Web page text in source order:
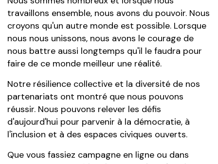
travaillons ensemble, nous avons du pouvoir. Nous
croyons qu'un autre monde est possible. Lorsque
nous nous unissons, nous avons le courage de
nous battre aussi longtemps qu'il le faudra pour
faire de ce monde meilleur une réalité.
Notre résilience collective et la diversité de nos
partenariats ont montré que nous pouvons
réussir. Nous pouvons relever les défis
d'aujourd'hui pour parvenir à la démocratie, à
l'inclusion et à des espaces civiques ouverts.
Que vous fassiez campagne en ligne ou dans